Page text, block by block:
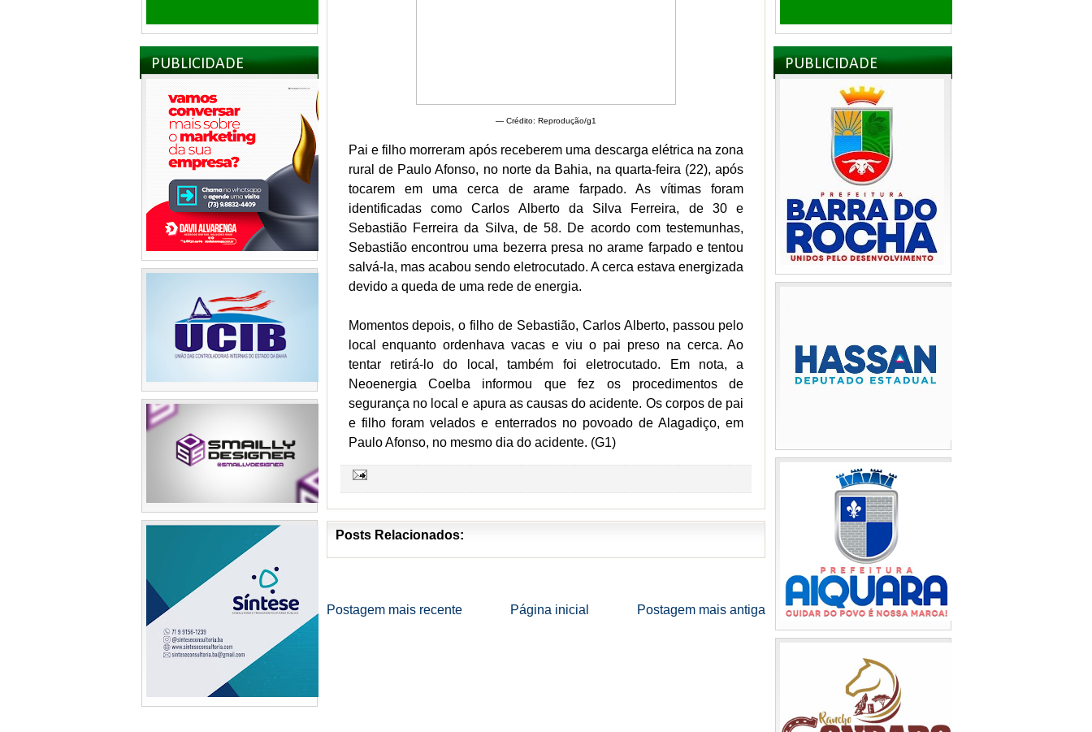
PUBLICIDADE
— Crédito: Reprodução/g1
Pai e filho morreram após receberem uma descarga elétrica na zona
rural de Paulo Afonso, no norte da Bahia, na quarta-feira (22), após
tocarem em uma cerca de arame farpado. As vítimas foram
identificadas como Carlos Alberto da Silva Ferreira, de 30 e
Sebastião Ferreira da Silva, de 58. De acordo com testemunhas,
Sebastião encontrou uma bezerra presa no arame farpado e tentou
salvá-la, mas acabou sendo eletrocutado. A cerca estava energizada
devido a queda de uma rede de energia.
Momentos depois, o filho de Sebastião, Carlos Alberto, passou pelo
local enquanto ordenhava vacas e viu o pai preso na cerca. Ao
tentar retirá-lo do local, também foi eletrocutado. Em nota, a
Neoenergia Coelba informou que fez os procedimentos de
segurança no local e apura as causas do acidente. Os corpos de pai
e filho foram velados e enterrados no povoado de Alagadiço, em
Paulo Afonso, no mesmo dia do acidente. (G1)
Posts Relacionados:
Postagem mais recente Postagem mais antiga
Página inicial
PUBLICIDADE